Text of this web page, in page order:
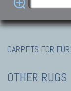
CARPETS FOR
OTHER RUGS